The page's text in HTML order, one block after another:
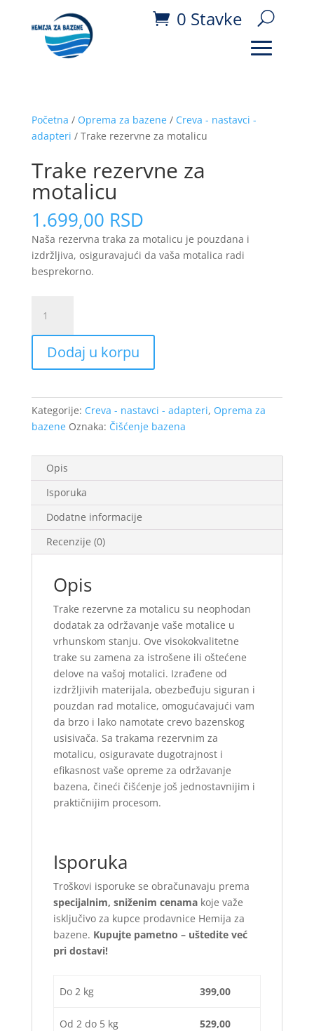
0 Stavke
Početna / Oprema za bazene/ Creva - nastavci -
adapteri / Trake rezervne za motalicu
Trake rezervne za
motalicu
1.699,00 RSD
Naša rezervna traka za motalicu je pouzdana i
izdržljiva, osiguravajući da vaša motalica radi
besprekorno.
rezervne
za
motalicu
količina
Dodaj u korpu
Kategorije: Creva - nastavci - adapteri, Oprema za
bazene Oznaka: Čišćenje bazena
Opis
Isporuka
Dodatne informacije
Recenzije (0)
Opis
Trake rezervne za motalicu su neophodan
dodatak za održavanje vaše motalice u
vrhunskom stanju. Ove visokokvalitetne
trake su zamena za istrošene ili oštećene
delove na vašoj motalici. Izrađene od
izdržljivih materijala, obezbeđuju siguran i
pouzdan rad motalice, omogućavajući vam
da brzo i lako namotate crevo bazenskog
usisivača. Sa trakama rezervnim za
motalicu, osiguravate dugotrajnost i
efikasnost vaše opreme za održavanje
bazena, čineći čišćenje još jednostavnijim i
praktičnijim procesom.
Isporuka
Troškovi isporuke se obračunavaju prema
specijalnim, sniženim cenamakoje važe
isključivo za kupce prodavnice Hemija za
bazene. Kupujte pametno – uštedite već
pri dostavi!
Do 2 kg 399,00
Od 2 do 5 kg 529,00